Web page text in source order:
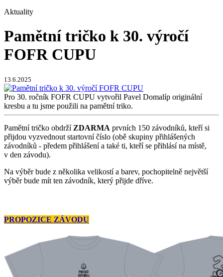
Aktuality
Pamětní tričko k 30. výročí
FOFR CUPU
13.6.2025
Pro 30. ročník FOFR CUPU vytvořil Pavel Domalíp originální
kresbu a tu jsme použili na pamětní triko.
Pamětní tričko obdrží ZDARMA prvních 150 závodníků, kteří si
přijdou vyzvednout startovní číslo (obě skupiny přihlášených
závodníků - předem přihlášení a také ti, kteří se přihlásí na místě,
v den závodu).
Na výběr bude z několika velikostí a barev, pochopitelně největší
výběr bude mít ten závodník, který přijde dříve.
PROPOZICE ZÁVODU